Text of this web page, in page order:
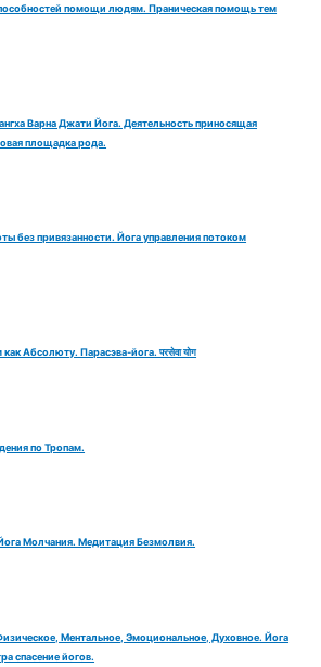
помощи людям. Праническая помощь тем
Варна Джати Йога. Деятельность приносящая
площадка рода.
без привязанности. Йога управления потоком
Абсолюту. Парасэва-йога. परसेवा योग
по Тропам.
Молчания. Медитация Безмолвия.
Ментальное, Эмоциональное, Духовное. Йога
спасение йогов.